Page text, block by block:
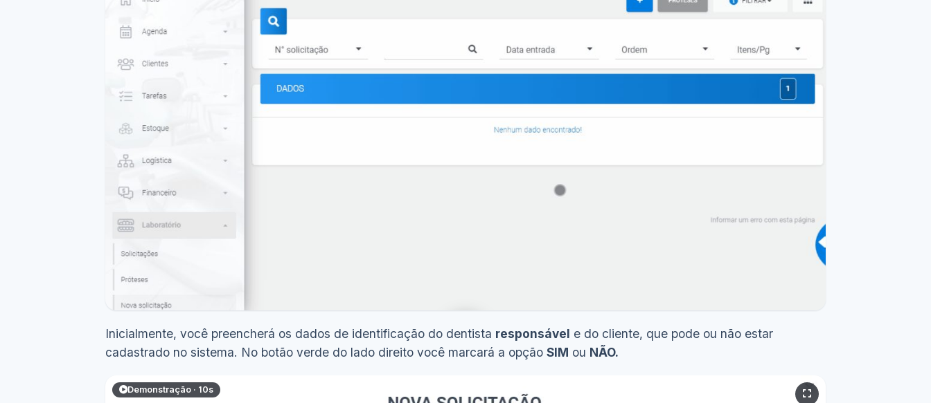
(10s)
Inicialmente, você preencherá os dados de identificação do dentista responsável e do cliente, que pode ou não estar
cadastrado no sistema. No botão verde do lado direito você marcará a opção SIM ou NÃO.
Demonstração · 10s